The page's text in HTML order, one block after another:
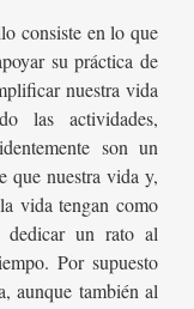
consiste en lo que
su práctica de
nuestra vida
las actividades,
son un
que nuestra vida y,
vida tengan como
dedicar un rato al
Por supuesto
aunque también al